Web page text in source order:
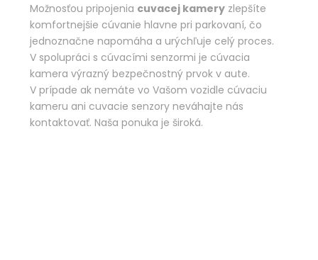
Možnosťou pripojenia cuvacej kamery zlepšíte
komfortnejšie cúvanie hlavne pri parkovaní, čo
jednoznačne napomáha a urýchľuje celý proces.
V spolupráci s cúvacími senzormi je cúvacia
kamera výrazný bezpečnostný prvok v aute.
V prípade ak nemáte vo Vašom vozidle cúvaciu
kameru ani cuvacie senzory neváhajte nás
kontaktovať. Naša ponuka je široká.